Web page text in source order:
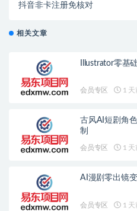
抖音非卡注册免核对
相关文章
Illustrator零基
会员专区 1 天
古风AI短剧角
制
会员专区 1 天
AI漫剧零出镜
会员专区 1 天